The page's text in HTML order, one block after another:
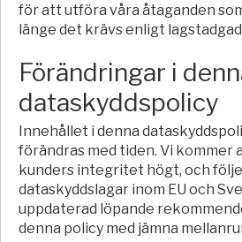
för att utföra våra åtaganden
länge det krävs enligt
Förändringar i
dataskyddspolicy
Innehållet i denna
förändras med tiden. Vi kommer
kunders integritet högt, och
dataskyddslagar inom EU och
uppdaterad löpande
denna policy med jämna